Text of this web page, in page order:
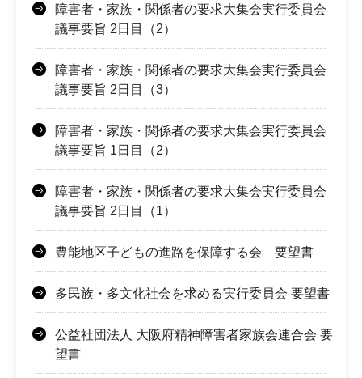
障害者・家族・関係者の要求大集会実行委員会
議事要旨 2日目（2）
障害者・家族・関係者の要求大集会実行委員会
議事要旨 2日目（3）
障害者・家族・関係者の要求大集会実行委員会
議事要旨 1日目（2）
障害者・家族・関係者の要求大集会実行委員会
議事要旨 2日目（1）
豊能地区子どもの進路を保障する会 要望書
多民族・多文化社会を求める実行委員会 要望書
公益社団法人 大阪府精神障害者家族会連合会 要
望書